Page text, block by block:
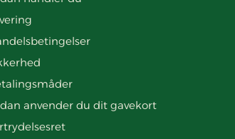
anvender du dit gavekort